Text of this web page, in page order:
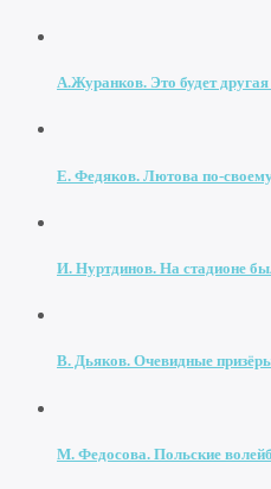
А.Журанков. Это будет
Е. Федяков. Лютова по-
И. Нуртдинов. На стадионе
В. Дьяков. Очевидные
М. Федосова. Польские